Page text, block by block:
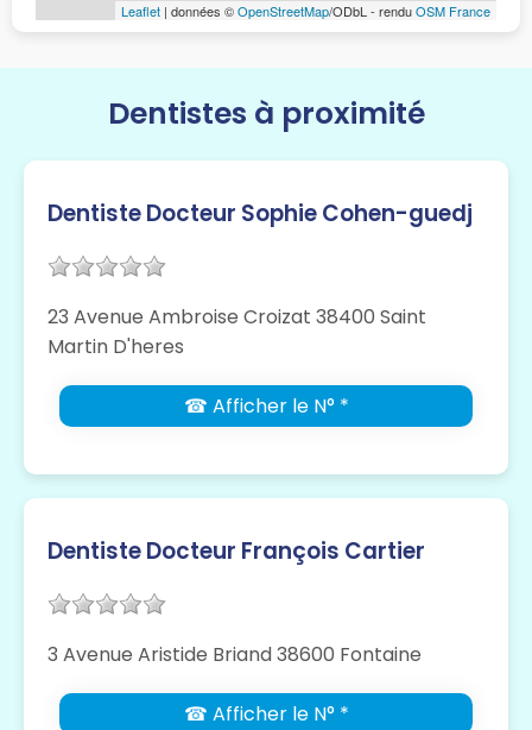
Leaflet | données ©OpenStreetMap/ODbL - renduOSM France
Dentistes à proximité
Dentiste Docteur Sophie Cohen-guedj
23 Avenue Ambroise Croizat 38400 Saint
Martin D'heres
☎ Afficher le N° *
Dentiste Docteur François Cartier
3 Avenue Aristide Briand 38600 Fontaine
☎ Afficher le N° *